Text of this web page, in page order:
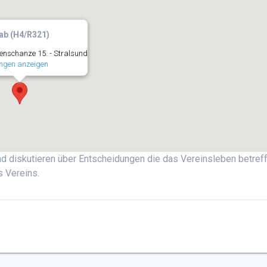
(H4/R321)
15. - Stralsund
anzeigen
diskutieren über Entscheidungen die das Vereinsleben
Vereins.